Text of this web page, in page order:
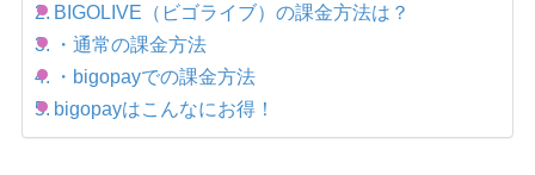
BIGOLIVE（ビゴライブ）の課金方法は？
・通常の課金方法
・bigopayでの課金方法
bigopayはこんなにお得！